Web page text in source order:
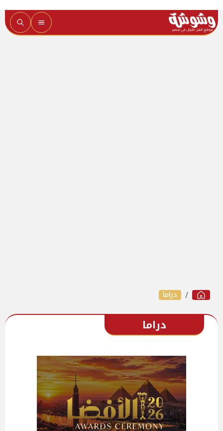
دراما
دراما